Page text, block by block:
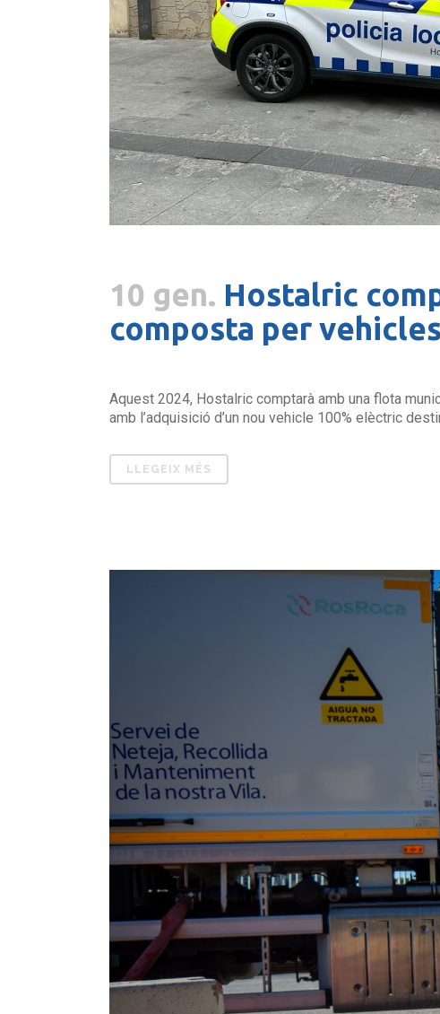
10 gen. Hostalric
composta per
Aquest 2024, Hostalric comptarà amb una flota
amb l’adquisició d’un nou vehicle 100% elèctric
LLEGEIX MÉS